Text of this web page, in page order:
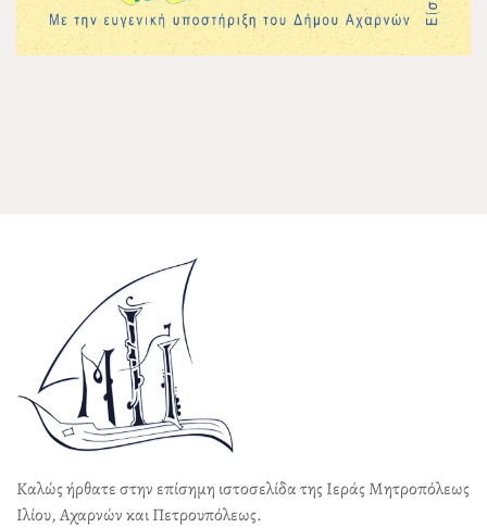
Καλώς ήρθατε στην επίσημη ιστοσελίδα της Ιεράς Μητροπόλεως
Ιλίου, Αχαρνών και Πετρουπόλεως.